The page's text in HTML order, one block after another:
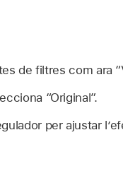
de filtres com ara
“Original”.
per ajustar